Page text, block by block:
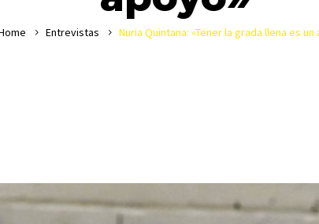
Entrevistas Nuria Quintana: «Tener la grada llena es un